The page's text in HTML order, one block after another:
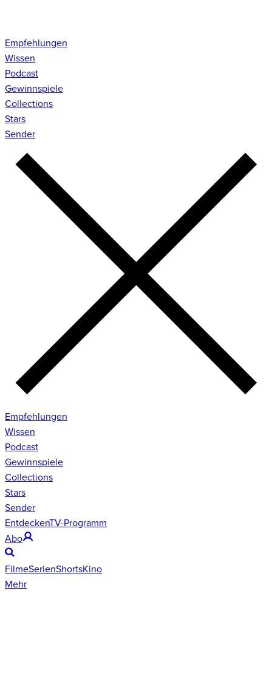
Empfehlungen
Wissen
Podcast
Gewinnspiele
Collections
Stars
Sender
Empfehlungen
Wissen
Podcast
Gewinnspiele
Collections
Stars
Sender
EntdeckenTV-Programm
Abo
FilmeSerienShortsKino
Mehr